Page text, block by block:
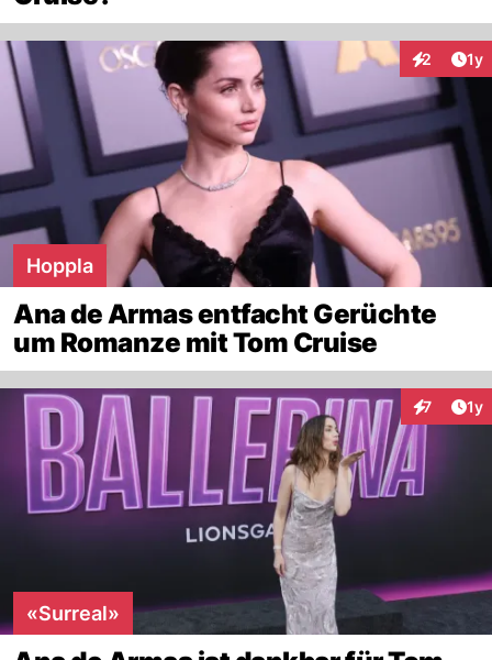
2 1y
Hoppla
Ana de Armas entfacht Gerüchte
um Romanze mit Tom Cruise
7 1y
«Surreal»